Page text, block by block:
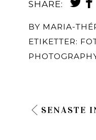
SHARE:
BY MARIA-
ETIKETTER:
SENASTE